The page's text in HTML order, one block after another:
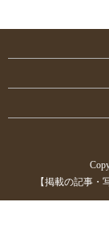
【掲載の記事・